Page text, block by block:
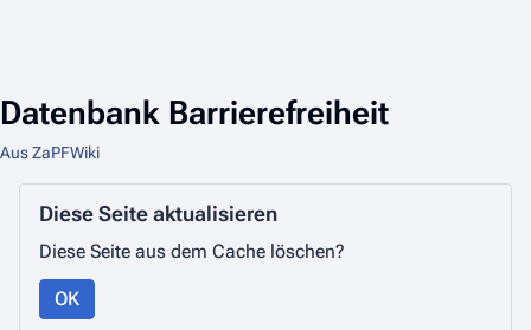
Datenbank Barrierefreiheit
Aus ZaPFWiki
Diese Seite aktualisieren
Diese Seite aus dem Cache löschen?
OK